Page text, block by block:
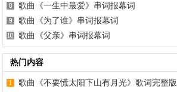
歌曲《一生中最爱》串词报幕词
歌曲《为了谁》串词报幕词
歌曲《父亲》串词报幕词
热门内容
歌曲《不要慌太阳下山有月光》歌词完整版